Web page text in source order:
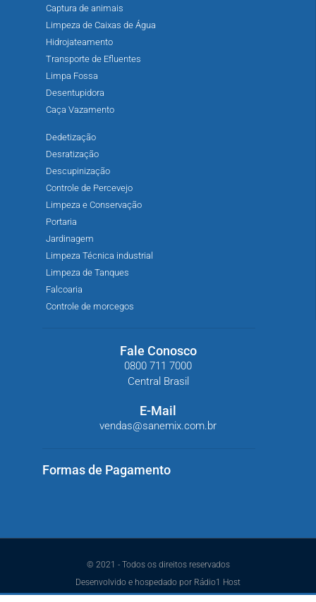
Captura de animais
Limpeza de Caixas de Água
Hidrojateamento
Transporte de Efluentes
Limpa Fossa
Desentupidora
Caça Vazamento
Dedetização
Desratização
Descupinização
Controle de Percevejo
Limpeza e Conservação
Portaria
Jardinagem
Limpeza Técnica industrial
Limpeza de Tanques
Falcoaria
Controle de morcegos
Fale Conosco
0800 711 7000
Central Brasil
E-Mail
vendas@sanemix.com.br
Formas de Pagamento
© 2021 - Todos os direitos reservados
Desenvolvido e hospedado por Rádio1 Host